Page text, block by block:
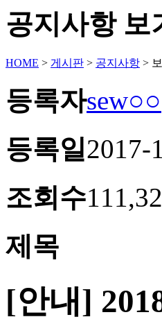
공지사항 보
HOME > 게시판 > 공지사항 >
등록자sew○○
등록일2017-
조회수
제목
[안내]